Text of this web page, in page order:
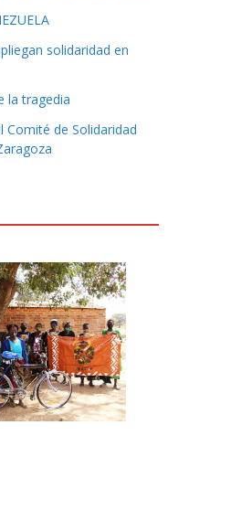
solidaridad en
la tragedia
de Solidaridad